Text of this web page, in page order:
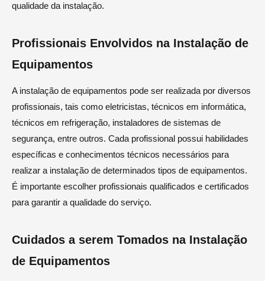
qualidade da instalação.
Profissionais Envolvidos na Instalação de
Equipamentos
A instalação de equipamentos pode ser realizada por diversos
profissionais, tais como eletricistas, técnicos em informática,
técnicos em refrigeração, instaladores de sistemas de
segurança, entre outros. Cada profissional possui habilidades
específicas e conhecimentos técnicos necessários para
realizar a instalação de determinados tipos de equipamentos.
É importante escolher profissionais qualificados e certificados
para garantir a qualidade do serviço.
Cuidados a serem Tomados na Instalação
de Equipamentos